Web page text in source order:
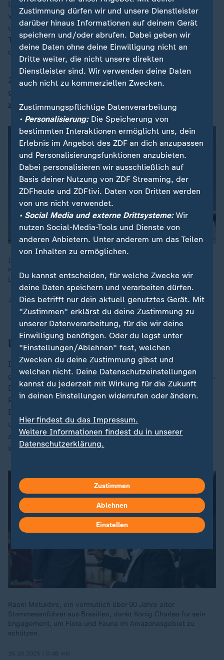
Lulas persönliche Schuld wird nie ganz geklärt. Kurz
vor der Präsidentschaftswahl 2018 wird er angeklagt
und zu einer Gefängnisstrafe verurteilt. Nach 580
Tagen in Haft kommt er frei, wegen Formfehlern wird
das Urteil aufgehoben.
2022 gewinnt er erneut die Präsidentschaftswahl -
gegen den ultrarechten
wegen Putschplänen verurteiltwird.
In Brasilien wurde Ex-Präsident Bolsonaro zu über 27 Jahren
Haft wegen eines Putschversuchs gegen seinen Nachfolger
Lula verurteilt. Seine Anwälte wollen das Urteil anfechten.
12.09.2025 | 1:53 min
Lula geht auf Distanz zum Westen
International wird Lula zunächst als Hoffnungsträger
gefeiert, insbesondere in Klima- und Sicherheitsfragen.
Doch Lula ist in seiner dritten Amtszeit ein sperriger
Partner. Er geht auf Distanz zum Westen, fordert mehr
Einfluss für den Globalen Süden und nähert sich
undRusslandan. Er relativiert den russischen Überfall
auf dieUkraine, was seine Glaubwürdigkeit als
internationaler Vermittler beschädigt.
Raoni Metuktire, ein vermutlich über 90 Jahre alter
Stammesanführer aus Brasilien, dankt König Charles für sein
Engagement, um Flora und Fauna im Amazonasgebiet zu
schützen.
Zustimmung dürfen wir und unsere Dienstleister
darüber hinaus Informationen auf deinem Gerät
speichern und/oder abrufen. Dabei geben wir
deine Daten ohne deine Einwilligung nicht an
Dritte weiter, die nicht unsere direkten
Dienstleister sind. Wir verwenden deine Daten
auch nicht zu kommerziellen Zwecken.
Zustimmungspflichtige Datenverarbeitung
• Personalisierung:Die Speicherung von
bestimmten Interaktionen ermöglicht uns, dein
Erlebnis im Angebot des ZDF an dich anzupassen
und Personalisierungsfunktionen anzubieten.
Dabei personalisieren wir ausschließlich auf
Basis deiner Nutzung von ZDF Streaming, der
ZDFheute und ZDFtivi. Daten von Dritten werden
von uns nicht verwendet.
• Social Media und externe Drittsysteme:Wir
nutzen Social-Media-Tools und Dienste von
anderen Anbietern. Unter anderem um das Teilen
von Inhalten zu ermöglichen.
Du kannst entscheiden, für welche Zwecke wir
deine Daten speichern und verarbeiten dürfen.
Dies betrifft nur dein aktuell genutztes Gerät. Mit
"Zustimmen" erklärst du deine Zustimmung zu
unserer Datenverarbeitung, für die wir deine
Einwilligung benötigen. Oder du legst unter
"Einstellungen/Ablehnen" fest, welchen
Zwecken du deine Zustimmung gibst und
welchen nicht. Deine Datenschutzeinstellungen
kannst du jederzeit mit Wirkung für die Zukunft
in deinen Einstellungen widerrufen oder ändern.
Hier findest du das Impressum.
Weitere Informationen findest du in unserer
Datenschutzerklärung.
Zustimmen
Ablehnen
Einstellen